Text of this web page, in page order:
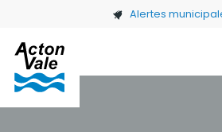
Skip to main content Alertes